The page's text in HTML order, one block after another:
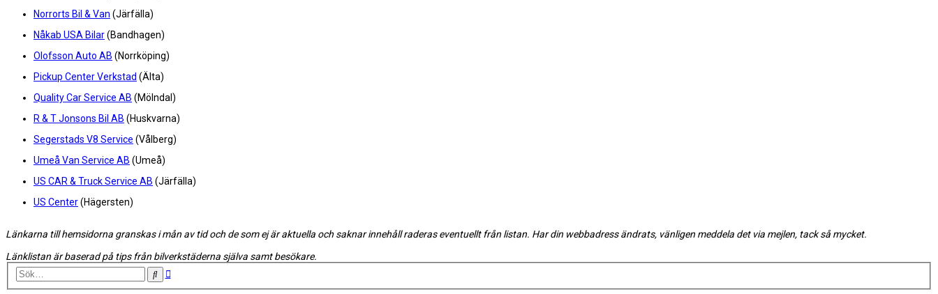
Norrorts Bil & Van (Järfälla)
Nåkab USA Bilar(Bandhagen)
Olofsson Auto AB (Norrköping)
Pickup Center Verkstad (Älta)
Quality Car Service AB (Mölndal)
R & T Jonsons Bil AB (Huskvarna)
Segerstads V8 Service (Vålberg)
Umeå Van Service AB (Umeå)
US CAR & Truck Service AB (Järfälla)
US Center(Hägersten)
Länkarna till hemsidorna granskas i mån av tid och de som ej är aktuella och saknar innehåll raderas eventuellt från listan. Har din webbadress ändrats, vänligen meddela det via mejlen, tack så mycket.
Länklistan är baserad på tips från bilverkstäderna själva samt besökare.
SökAvancerad